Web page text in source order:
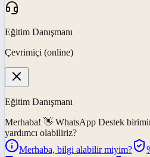
Eğitim Danışmanı
Çevrimiçi (online)
Eğitim Danışmanı
Merhaba! 👋 WhatsApp Destek
yardımcı olabiliriz?
Merhaba, bilgi alabilir miyim?